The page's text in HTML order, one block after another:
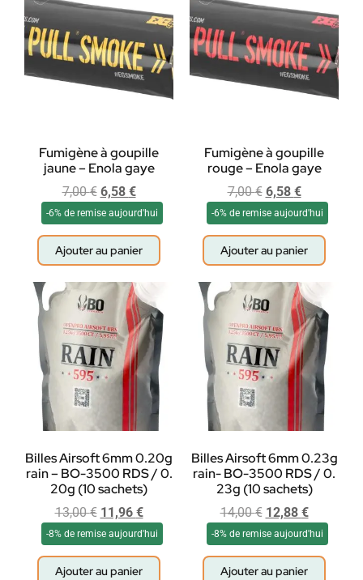
Fumigène à goupille
jaune – Enola gaye
7,00€ 6,58 €
-6% de remise aujourd'hui
Ajouter au panier
Fumigène à goupille
rouge – Enola gaye
7,00€ 6,58 €
-6% de remise aujourd'hui
Ajouter au panier
Billes Airsoft 6mm 0.20g
rain – BO-3500 RDS / 0.
20g (10 sachets)
13,00€ 11,96 €
-8% de remise aujourd'hui
Ajouter au panier
Billes Airsoft 6mm 0.23g
rain- BO-3500 RDS / 0.
23g (10 sachets)
14,00€ 12,88 €
-8% de remise aujourd'hui
Ajouter au panier